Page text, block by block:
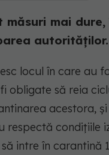
mai dure,
autorităților.
locul în care au
să reia
acestora,
respectă condițiile
intre în carantină